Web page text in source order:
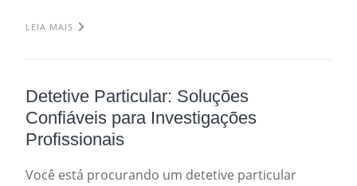
LEIA MAIS
Detetive Particular: Soluções
Confiáveis para Investigações
Profissionais
Você está procurando um detetive particular